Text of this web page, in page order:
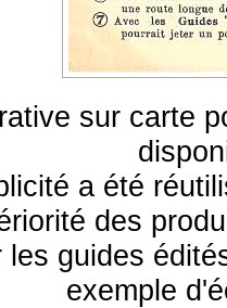
sur carte
a été
des
les guides
exemple